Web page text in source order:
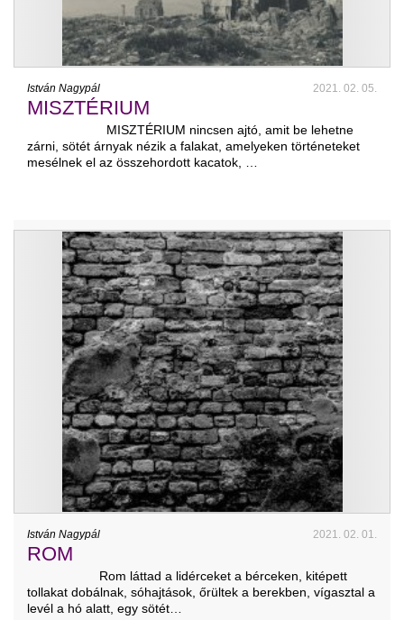
István Nagypál 2021. 02. 05.
MISZTÉRIUM
MISZTÉRIUM nincsen ajtó, amit be lehetne
zárni, sötét árnyak nézik a falakat, amelyeken történeteket
mesélnek el az összehordott kacatok, …
István Nagypál 2021. 02. 01.
ROM
Rom láttad a lidérceket a bérceken, kitépett
tollakat dobálnak, sóhajtások, őrültek a berekben, vígasztal a
levél a hó alatt, egy sötét…